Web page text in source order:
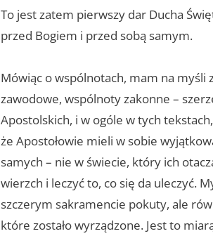
To jest zatem pierwszy dar Ducha
przed Bogiem i przed sobą samym.
Mówiąc o wspólnotach, mam na
zawodowe, wspólnoty zakonne –
Apostolskich, i w ogóle w tych
że Apostołowie mieli w sobie
samych – nie w świecie, który ich
wierzch i leczyć to, co się da uleczyć.
szczerym sakramencie pokuty, ale
które zostało wyrządzone. Jest to